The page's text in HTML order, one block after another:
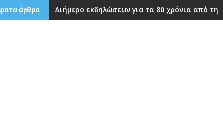
άρθρα Διήμερο εκδηλώσεων για τα 80 χρόνια από την